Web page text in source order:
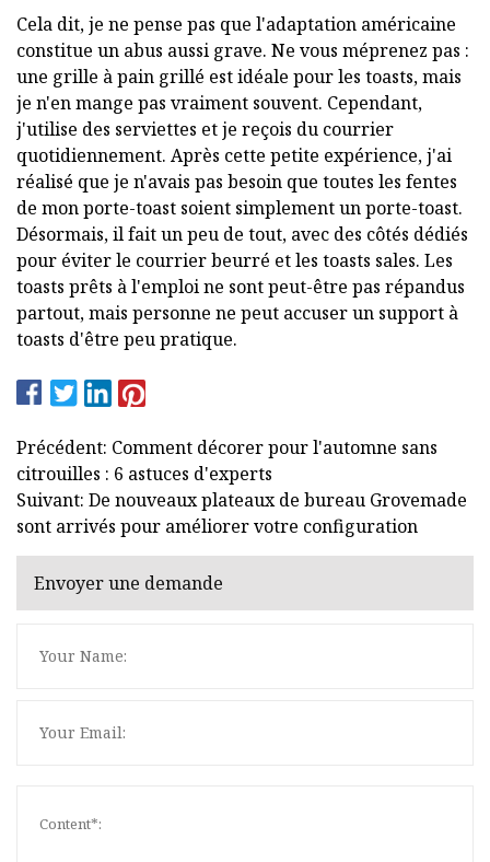
Cela dit, je ne pense pas que l'adaptation américaine
constitue un abus aussi grave. Ne vous méprenez pas :
une grille à pain grillé est idéale pour les toasts, mais
je n'en mange pas vraiment souvent. Cependant,
j'utilise des serviettes et je reçois du courrier
quotidiennement. Après cette petite expérience, j'ai
réalisé que je n'avais pas besoin que toutes les fentes
de mon porte-toast soient simplement un porte-toast.
Désormais, il fait un peu de tout, avec des côtés dédiés
pour éviter le courrier beurré et les toasts sales. Les
toasts prêts à l'emploi ne sont peut-être pas répandus
partout, mais personne ne peut accuser un support à
toasts d'être peu pratique.
Précédent: Comment décorer pour l'automne sans
citrouilles : 6 astuces d'experts
Suivant: De nouveaux plateaux de bureau Grovemade
sont arrivés pour améliorer votre configuration
Envoyer une demande